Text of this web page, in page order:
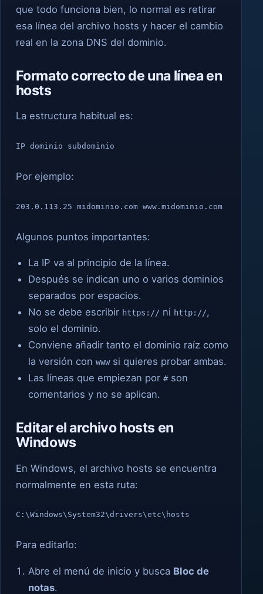
que todo funciona bien, lo normal es retirar
esa línea del archivo hosts y hacer el cambio
real en la zona DNS del dominio.
Formato correcto de una línea en
hosts
La estructura habitual es:
IP dominio subdominio
Por ejemplo:
203.0.113.25 midominio.com www.midominio.com
Algunos puntos importantes:
La IP va al principio de la línea.
Después se indican uno o varios dominios
separados por espacios.
No se debe escribir https:// ni http://,
solo el dominio.
Conviene añadir tanto el dominio raíz como
la versión conwwwsi quieres probar ambas.
Las líneas que empiezan por#son
comentarios y no se aplican.
Editar el archivo hosts en
Windows
En Windows, el archivo hosts se encuentra
normalmente en esta ruta:
C:\Windows\System32\drivers\etc\hosts
Para editarlo:
Abre el menú de inicio y busca Bloc de
notas.